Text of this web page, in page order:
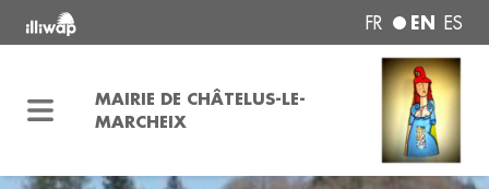
FR EN ES
MAIRIE DE CHÂTELUS-LE-
MARCHEIX